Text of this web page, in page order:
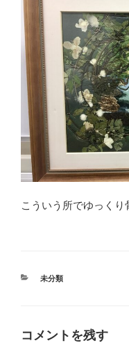
こういう所でゆっく
カ
未分類
コメントを残す